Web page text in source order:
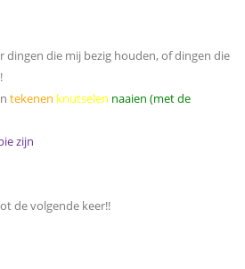
dingen die mij bezig houden, of dingen die
tekenen knutselen naaien (met de
zijn
de volgende keer!!